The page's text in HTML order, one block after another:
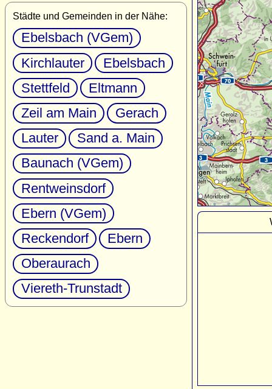
Städte und Gemeinden in der Nähe:
Ebelsbach (VGem)
Kirchlauter
Ebelsbach
Stettfeld
Eltmann
Zeil am Main
Gerach
Lauter
Sand a. Main
Baunach (VGem)
Rentweinsdorf
Ebern (VGem)
Reckendorf
Ebern
Oberaurach
Viereth-Trunstadt